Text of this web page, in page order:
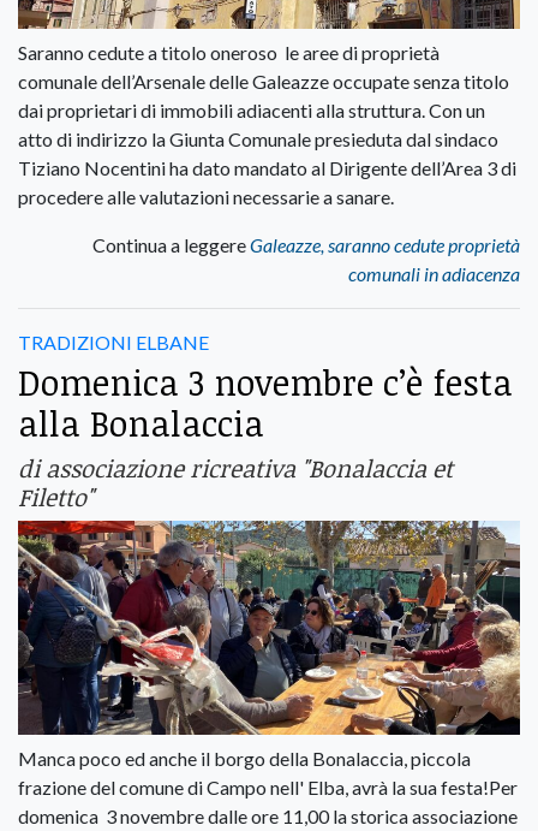
Saranno cedute a titolo oneroso le aree di proprietà
comunale dell’Arsenale delle Galeazze occupate senza titolo
dai proprietari di immobili adiacenti alla struttura. Con un
atto di indirizzo la Giunta Comunale presieduta dal sindaco
Tiziano Nocentini ha dato mandato al Dirigente dell’Area 3 di
procedere alle valutazioni necessarie a sanare.
Continua a leggereGaleazze, saranno cedute proprietà
comunali in adiacenza
TRADIZIONI ELBANE
Domenica 3 novembre c’è festa
alla Bonalaccia
di associazione ricreativa "Bonalaccia et
Filetto"
Manca poco ed anche il borgo della Bonalaccia, piccola
frazione del comune di Campo nell' Elba, avrà la sua festa!Per
domenica 3 novembre dalle ore 11,00 la storica associazione